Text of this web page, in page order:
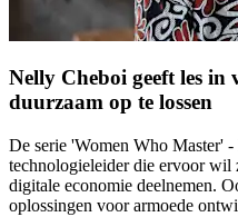
Nelly Cheboi geeft les in
duurzaam op te lossen
De serie 'Women Who Master'
technologieleider die ervoor wil
digitale economie deelnemen.
oplossingen voor armoede